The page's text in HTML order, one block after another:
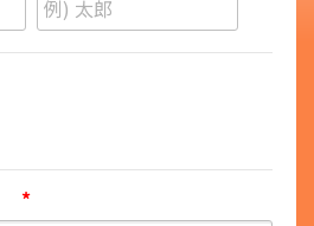
*